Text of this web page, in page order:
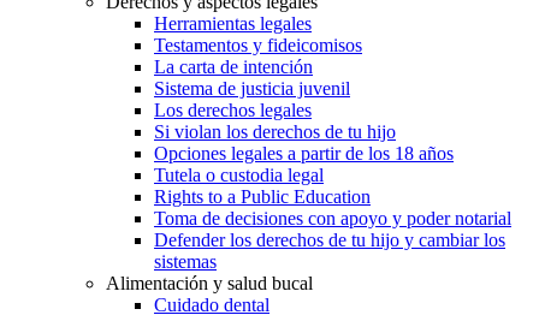
Herramientas legales
Testamentos y fideicomisos
La carta de intención
Sistema de justicia juvenil
Los derechos legales
Si violan los derechos de tu hijo
Opciones legales a partir de los 18 años
Tutela o custodia legal
Rights to a Public Education
Toma de decisiones con apoyo y poder notarial
Defender los derechos de tu hijo y cambiar los
sistemas
Alimentación y salud bucal
Cuidado dental